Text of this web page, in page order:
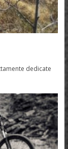
dedicate